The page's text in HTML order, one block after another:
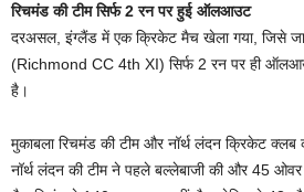
रिचमंड की टीम सिर्फ 2 रन पर हुई ऑलआउट
दरअसल, इंग्लैंड में एक क्रिकेट मैच खेला गया, जिसे
(Richmond CC 4th XI) सिर्फ 2 रन पर ही
है।
मुकाबला रिचमंड की टीम और नॉर्थ लंदन क्रिकेट
नॉर्थ लंदन की टीम ने पहले बल्लेबाजी की और 45